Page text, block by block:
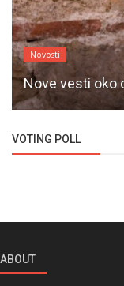
Novosti
Nove vesti oko
VOTING POLL
ABOUT